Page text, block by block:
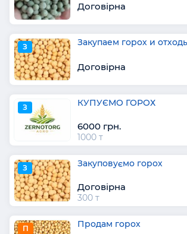
Договірна
З Закупаем горох и
Договірна
З КУПУЄМО ГОРОХ
6000 грн.
1000 т
З Закуповуємо горох
Договірна
300 т
П Продам горох